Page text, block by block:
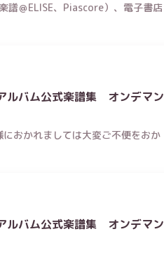
譜＠ELISE、Piascore）、電子書店
ルバム公式楽譜集 オンデマン
おかれましては大変ご不便をおか
ルバム公式楽譜集 オンデマン